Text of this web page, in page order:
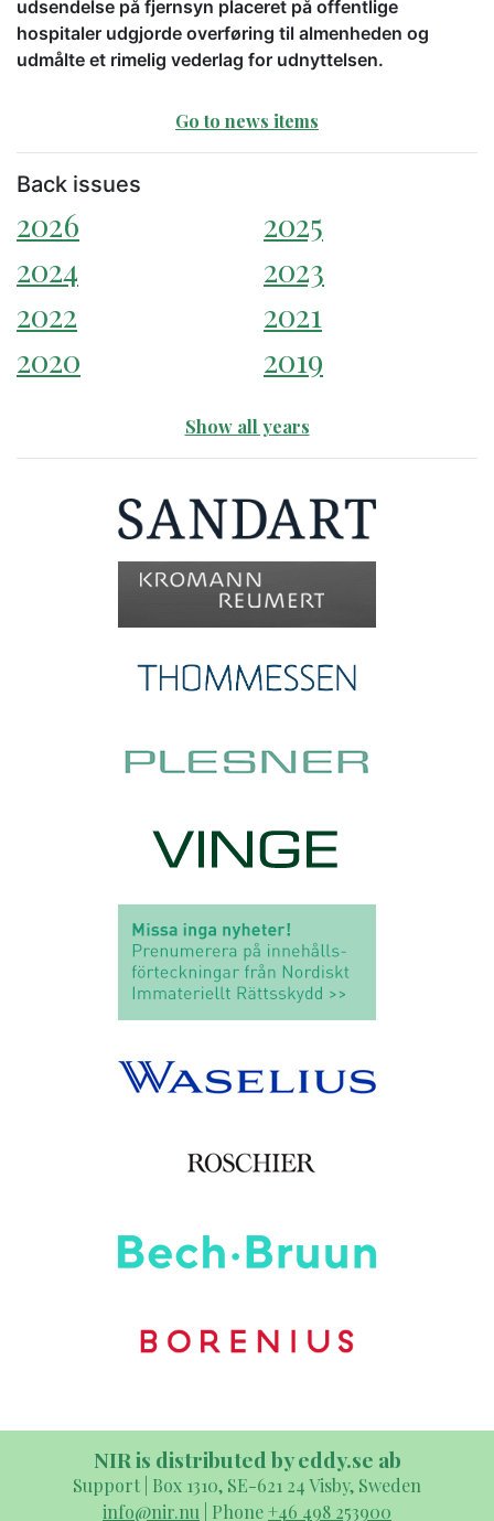
udsendelse på fjernsyn placeret på offentlige
hospitaler udgjorde overføring til almenheden og
udmålte et rimelig vederlag for udnyttelsen.
Go to news items
Back issues
2026
2025
2024
2023
2022
2021
2020
2019
Show all years
NIR is distributed by eddy.se ab
Support | Box 1310, SE-621 24 Visby, Sweden
info@nir.nu | Phone+46 498 253900